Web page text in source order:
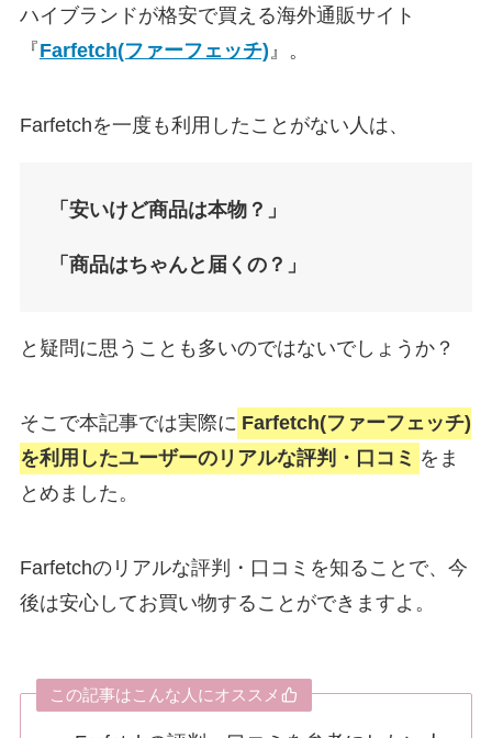
ハイブランドが格安で買える海外通販サイト
『Farfetch(ファーフェッチ)』。
Farfetchを一度も利用したことがない人は、
「安いけど商品は本物？」
「商品はちゃんと届くの？」
と疑問に思うことも多いのではないでしょうか？
そこで本記事では実際に Farfetch(ファーフェッチ)
を利用したユーザーのリアルな評判・口コミ をま
とめました。
Farfetchのリアルな評判・口コミを知ることで、今
後は安心してお買い物することができますよ。
この記事はこんな人にオススメ